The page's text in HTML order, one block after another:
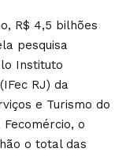
R$ 4,5 bilhões
pesquisa
Instituto
RJ) da
e Turismo do
o
o total das